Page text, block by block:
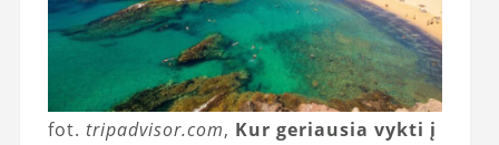
fot. tripadvisor.com, Kur geriausia vykti į